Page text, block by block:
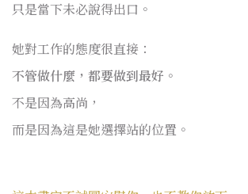
只是當下未必說得出口。
她對工作的態度很直接：
不管做什麼，都要做到最好。
不是因為高尚，
而是因為這是她選擇站的位置。